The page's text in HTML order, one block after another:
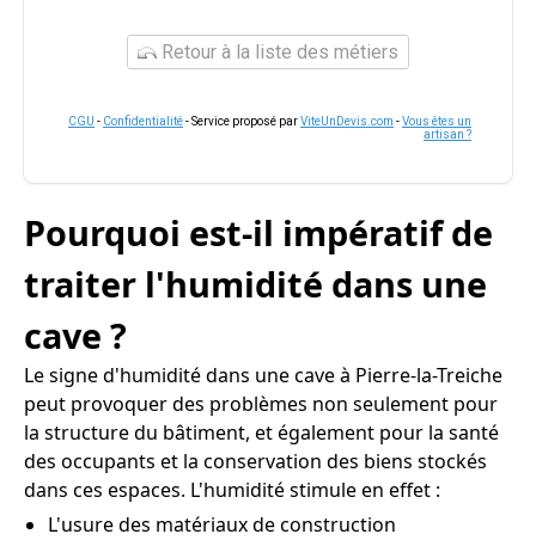
Retour à la liste des métiers
CGU - Confidentialité- Service proposé parViteUnDevis.com -Vous êtes un
artisan ?
Pourquoi est-il impératif de
traiter l'humidité dans une
cave ?
Le signe d'humidité dans une cave à Pierre-la-Treiche
peut provoquer des problèmes non seulement pour
la structure du bâtiment, et également pour la santé
des occupants et la conservation des biens stockés
dans ces espaces. L'humidité stimule en effet :
L'usure des matériaux de construction